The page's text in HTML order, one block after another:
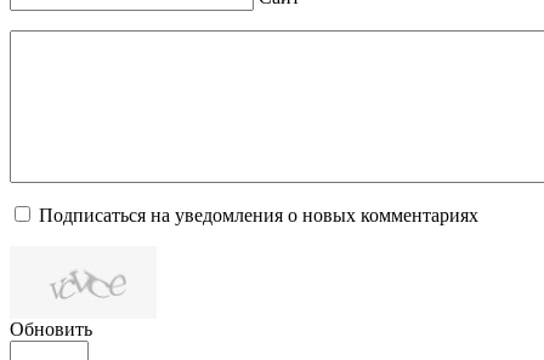
Подписаться на уведомления о новых комментариях
Обновить